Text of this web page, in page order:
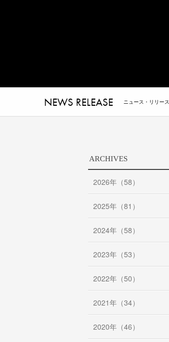
NEWS RELEASE ニュース・リリース
ARCHIVES
2026年（58）
2025年（81）
2024年（58）
2023年（53）
2022年（50）
2021年（34）
2020年（46）